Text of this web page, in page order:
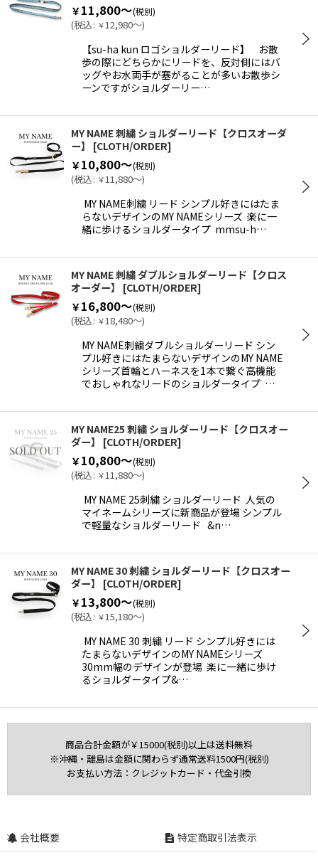
￥ 11,800～(税別)
(税込: ￥12,980～)
【su-ha kun ロゴショルダーリード】 お散
歩の際にどちらかにリードを、反対側にはバ
ッグやお水両手が塞がることが多いお散歩シ
ーンですがショルダーリー…
MY NAME 刺繍 ショルダーリード【クロスオーダ
ー】
[CLOTH/ORDER]
￥ 10,800～(税別)
(税込: ￥11,880～)
MY NAME刺繍 リード シンプル好きにはたま
らないデザインのMY NAMEシリーズ 楽に一
緒に歩けるショルダータイプ mmsu-h…
MY NAME 刺繍 ダブルショルダーリード【クロス
オーダー】
[CLOTH/ORDER]
￥ 16,800～(税別)
(税込: ￥18,480～)
MY NAME刺繍ダブルショルダーリード シン
プル好きにはたまらないデザインのMY NAME
シリーズ首輪とハーネスを1本で繋ぐ高機能
でおしゃれなリードのショルダータイプ …
MY NAME25 刺繍 ショルダーリード【クロスオー
ダー】
[CLOTH/ORDER]
￥ 10,800～(税別)
(税込: ￥11,880～)
MY NAME 25刺繍 ショルダーリード 人気の
マイネームシリーズに新商品が登場 シンプル
で軽量なショルダーリード &n…
MY NAME 30 刺繍 ショルダーリード【クロスオー
ダー】
[CLOTH/ORDER]
￥ 13,800～(税別)
(税込: ￥15,180～)
MY NAME 30 刺繍 リード シンプル好きには
たまらないデザインのMY NAMEシリーズ
30mm幅のデザインが登場 楽に一緒に歩け
るショルダータイプ&…
商品合計金額が￥15000(税別)以上は送料無料
※沖縄・離島は金額に関わらず通常送料1500円(税別)
お支払い方法：クレジットカード・代金引換
会社概要
特定商取引法表示